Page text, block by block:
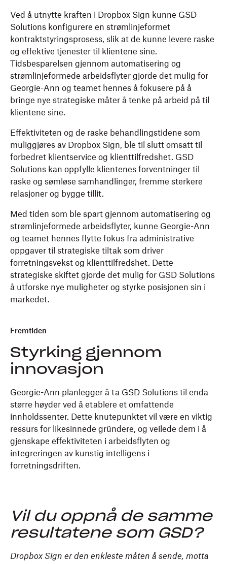
Ved å utnytte kraften i Dropbox Sign kunne GSD
Solutions konfigurere en strømlinjeformet
kontraktstyringsprosess, slik at de kunne levere raske
og effektive tjenester til klientene sine.
Tidsbesparelsen gjennom automatisering og
strømlinjeformede arbeidsflyter gjorde det mulig for
Georgie-Ann og teamet hennes å fokusere på å
bringe nye strategiske måter å tenke på arbeid på til
klientene sine.
Effektiviteten og de raske behandlingstidene som
muliggjøres av Dropbox Sign, ble til slutt omsatt til
forbedret klientservice og klienttilfredshet. GSD
Solutions kan oppfylle klientenes forventninger til
raske og sømløse samhandlinger, fremme sterkere
relasjoner og bygge tillit.
Med tiden som ble spart gjennom automatisering og
strømlinjeformede arbeidsflyter, kunne Georgie-Ann
og teamet hennes flytte fokus fra administrative
oppgaver til strategiske tiltak som driver
forretningsvekst og klienttilfredshet. Dette
strategiske skiftet gjorde det mulig for GSD Solutions
å utforske nye muligheter og styrke posisjonen sin i
markedet.
Fremtiden
Styrking gjennom
innovasjon
Georgie-Ann planlegger å ta GSD Solutions til enda
større høyder ved å etablere et omfattende
innholdssenter. Dette knutepunktet vil være en viktig
ressurs for likesinnede gründere, og veilede dem i å
gjenskape effektiviteten i arbeidsflyten og
integreringen av kunstig intelligens i
forretningsdriften.
Vil du oppnå de samme
resultatene som GSD?
Dropbox Sign er den enkleste måten å sende, motta